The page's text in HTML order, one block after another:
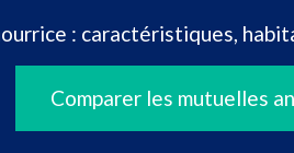
: caractéristiques,
Comparer les mutuelles